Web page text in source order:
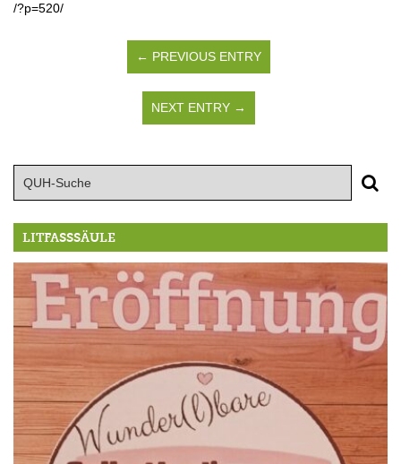
/?p=520/
← PREVIOUS ENTRY
NEXT ENTRY →
LITFASSSÄULE